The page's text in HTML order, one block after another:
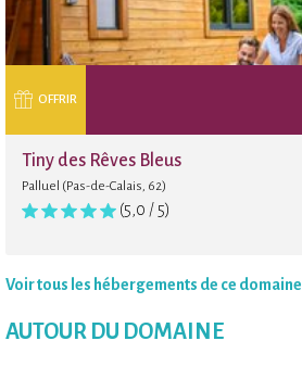
OFFRIR
Tiny des Rêves Bleus
Palluel (Pas-de-Calais, 62)
(5,0 / 5)
Voir tous les hébergements de ce domaine
AUTOUR DU DOMAINE